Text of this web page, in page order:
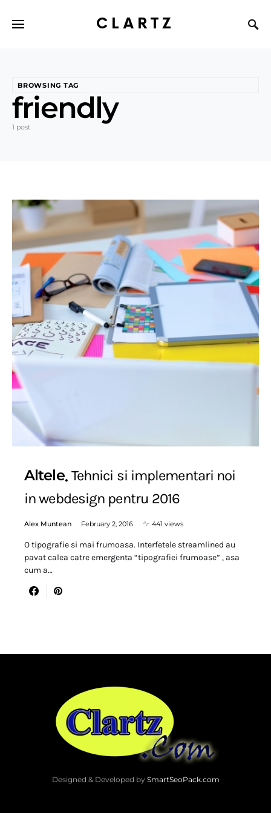
CLARTZ
BROWSING TAG
friendly
1 post
Altele Tehnici si implementari noi
in webdesign pentru 2016
Alex Muntean February 2, 2016 441 views
O tipografie si mai frumoasa. Interfetele streamlined au
pavat calea catre emergenta “tipografiei frumoase” , asa
cum a…
Designed & Developed by SmartSeoPack.com